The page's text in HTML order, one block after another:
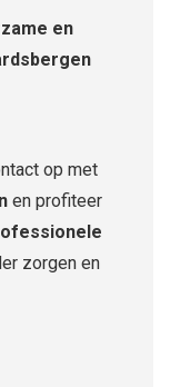
en
op met
en profiteer
zorgen en